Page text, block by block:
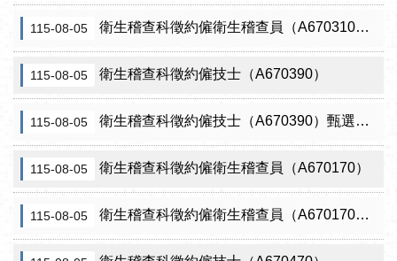
115-08-05 衛生稽查科徵約僱衛生稽查員（A670310）（需具原住民證明）
115-08-05 衛生稽查科徵約僱技士（A670390）
115-08-05 衛生稽查科徵約僱技士（A670390）甄選結果從缺
115-08-05 衛生稽查科徵約僱衛生稽查員（A670170）
115-08-05 衛生稽查科徵約僱衛生稽查員（A670170）甄選結果從缺